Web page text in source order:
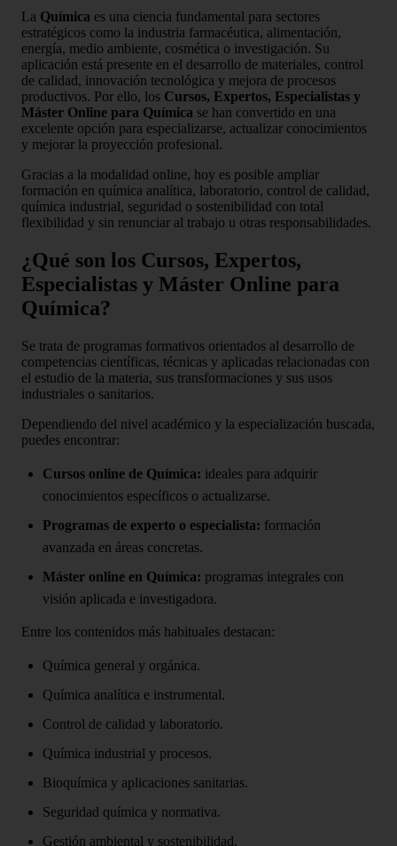
La Química es una ciencia fundamental para sectores
estratégicos como la industria farmacéutica, alimentación,
energía, medio ambiente, cosmética o investigación. Su
aplicación está presente en el desarrollo de materiales, control
de calidad, innovación tecnológica y mejora de procesos
productivos. Por ello, los Cursos, Expertos, Especialistas y
Máster Online para Química se han convertido en una
excelente opción para especializarse, actualizar conocimientos
y mejorar la proyección profesional.
Gracias a la modalidad online, hoy es posible ampliar
formación en química analítica, laboratorio, control de calidad,
química industrial, seguridad o sostenibilidad con total
flexibilidad y sin renunciar al trabajo u otras responsabilidades.
¿Qué son los Cursos, Expertos,
Especialistas y Máster Online para
Química?
Se trata de programas formativos orientados al desarrollo de
competencias científicas, técnicas y aplicadas relacionadas con
el estudio de la materia, sus transformaciones y sus usos
industriales o sanitarios.
Dependiendo del nivel académico y la especialización buscada,
puedes encontrar:
Cursos online de Química: ideales para adquirir
conocimientos específicos o actualizarse.
Programas de experto o especialista: formación
avanzada en áreas concretas.
Máster online en Química: programas integrales con
visión aplicada e investigadora.
Entre los contenidos más habituales destacan:
Química general y orgánica.
Química analítica e instrumental.
Control de calidad y laboratorio.
Química industrial y procesos.
Bioquímica y aplicaciones sanitarias.
Seguridad química y normativa.
Gestión ambiental y sostenibilidad.